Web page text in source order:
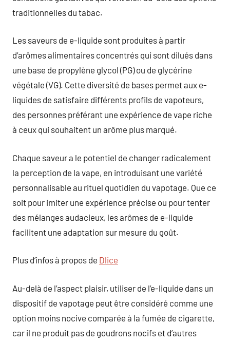
traditionnelles du tabac.
Les saveurs de e-liquide sont produites à partir
d’arômes alimentaires concentrés qui sont dilués dans
une base de propylène glycol (PG) ou de glycérine
végétale (VG). Cette diversité de bases permet aux e-
liquides de satisfaire différents profils de vapoteurs,
des personnes préférant une expérience de vape riche
à ceux qui souhaitent un arôme plus marqué.
Chaque saveur a le potentiel de changer radicalement
la perception de la vape, en introduisant une variété
personnalisable au rituel quotidien du vapotage. Que ce
soit pour imiter une expérience précise ou pour tenter
des mélanges audacieux, les arômes de e-liquide
facilitent une adaptation sur mesure du goût.
Plus d’infos à propos de Dlice
Au-delà de l’aspect plaisir, utiliser de l’e-liquide dans un
dispositif de vapotage peut être considéré comme une
option moins nocive comparée à la fumée de cigarette,
car il ne produit pas de goudrons nocifs et d’autres